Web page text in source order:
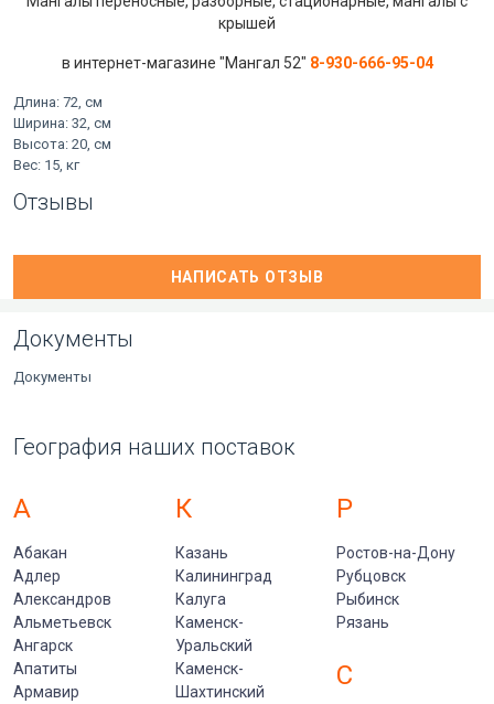
крышей
в интернет-магазине "Мангал 52" 8-930-666-95-04
Длина: 72, см
Ширина: 32, см
Высота: 20, см
Вес: 15, кг
Отзывы
НАПИСАТЬ ОТЗЫВ
Документы
Документы
География наших поставок
А
Абакан
Адлер
Александров
Альметьевск
Ангарск
Апатиты
Армавир
К
Казань
Калининград
Калуга
Каменск-
Уральский
Каменск-
Шахтинский
Р
Ростов-на-Дону
Рубцовск
Рыбинск
Рязань
С